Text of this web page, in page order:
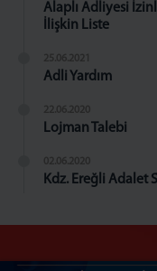
Alaplı Adliyesi
İlişkin Liste
25.06.2021
Adli Yardım
22.06.2020
Lojman Talebi
02.06.2020
Kdz. Ereğli Adalet